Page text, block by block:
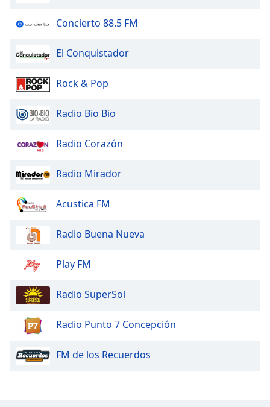
Font
Done
Modal
Dialog
window.
Concierto 88.5 FM
El Conquistador
Rock & Pop
Radio Bio Bio
Radio Corazón
Radio Mirador
Acustica FM
Radio Buena Nueva
Play FM
Radio SuperSol
Radio Punto 7 Concepción
FM de los Recuerdos